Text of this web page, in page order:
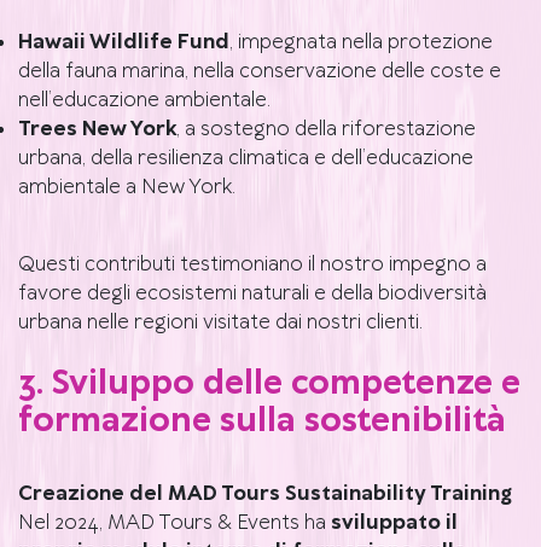
Hawaii Wildlife Fund, impegnata nella protezione
della fauna marina, nella conservazione delle coste e
nell’educazione ambientale.
Trees New York, a sostegno della riforestazione
urbana, della resilienza climatica e dell’educazione
ambientale a New York.
Questi contributi testimoniano il nostro impegno a
favore degli ecosistemi naturali e della biodiversità
urbana nelle regioni visitate dai nostri clienti.
3. Sviluppo delle competenze e
formazione sulla sostenibilità
Creazione del MAD Tours Sustainability Training
Nel 2024, MAD Tours & Events ha sviluppato il